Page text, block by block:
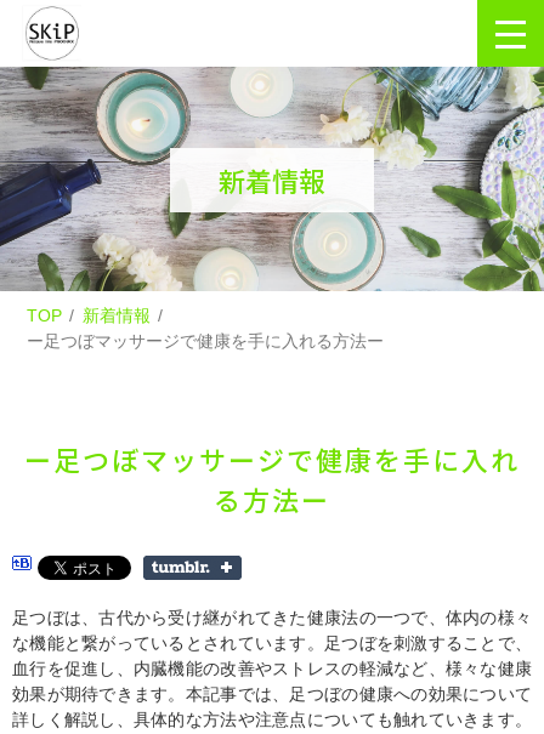
新着情報
TOP
新着情報
ー足つぼマッサージで健康を手に入れる方法ー
ー足つぼマッサージで健康を手に入れ
る方法ー
足つぼは、古代から受け継がれてきた健康法の一つで、体内の様々
な機能と繋がっているとされています。足つぼを刺激することで、
血行を促進し、内臓機能の改善やストレスの軽減など、様々な健康
効果が期待できます。本記事では、足つぼの健康への効果について
詳しく解説し、具体的な方法や注意点についても触れていきます。